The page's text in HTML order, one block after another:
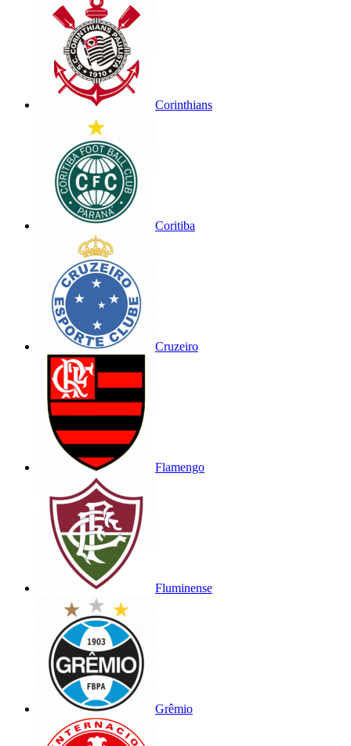
Corinthians
Coritiba
Cruzeiro
Flamengo
Fluminense
Grêmio